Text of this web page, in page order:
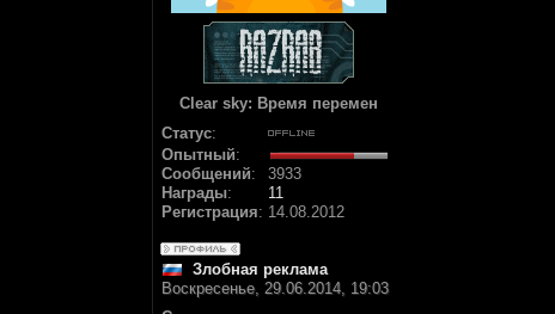
Clear sky: Время перемен
Статус:
Опытный:
Сообщений:
3933
Награды:
11
Регистрация: 14.08.2012
Злобная реклама
Воскресенье, 29.06.2014, 19:03